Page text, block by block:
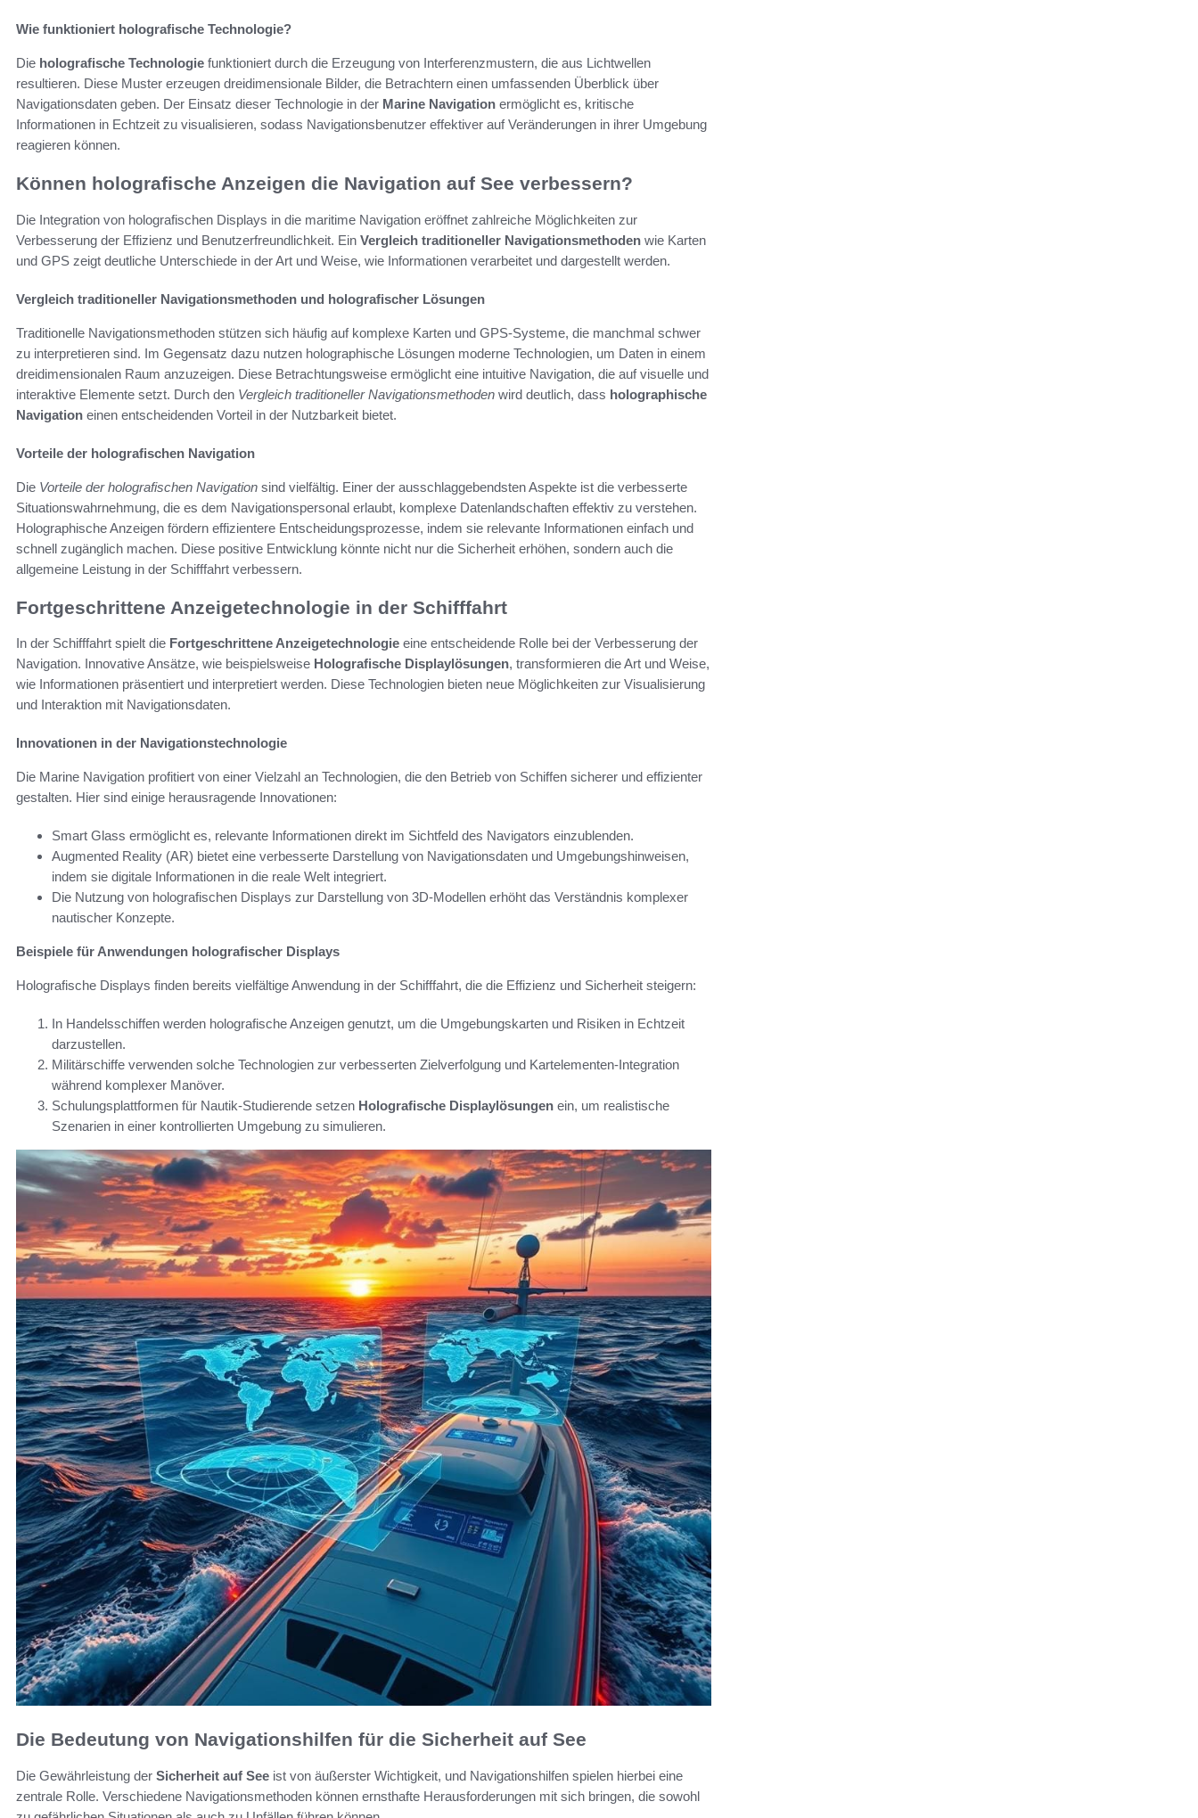
Wie funktioniert holografische Technologie?
Die holografische Technologie funktioniert durch die Erzeugung von Interferenzmustern, die aus Lichtwellen
resultieren. Diese Muster erzeugen dreidimensionale Bilder, die Betrachtern einen umfassenden Überblick über
Navigationsdaten geben. Der Einsatz dieser Technologie in der Marine Navigation ermöglicht es, kritische
Informationen in Echtzeit zu visualisieren, sodass Navigationsbenutzer effektiver auf Veränderungen in ihrer Umgebung
reagieren können.
Können holografische Anzeigen die Navigation auf See verbessern?
Die Integration von holografischen Displays in die maritime Navigation eröffnet zahlreiche Möglichkeiten zur
Verbesserung der Effizienz und Benutzerfreundlichkeit. Ein Vergleich traditioneller Navigationsmethoden wie Karten
und GPS zeigt deutliche Unterschiede in der Art und Weise, wie Informationen verarbeitet und dargestellt werden.
Vergleich traditioneller Navigationsmethoden und holografischer Lösungen
Traditionelle Navigationsmethoden stützen sich häufig auf komplexe Karten und GPS-Systeme, die manchmal schwer
zu interpretieren sind. Im Gegensatz dazu nutzen holographische Lösungen moderne Technologien, um Daten in einem
dreidimensionalen Raum anzuzeigen. Diese Betrachtungsweise ermöglicht eine intuitive Navigation, die auf visuelle und
interaktive Elemente setzt. Durch den Vergleich traditioneller Navigationsmethoden wird deutlich, dass holographische
Navigation einen entscheidenden Vorteil in der Nutzbarkeit bietet.
Vorteile der holografischen Navigation
Die Vorteile der holografischen Navigation sind vielfältig. Einer der ausschlaggebendsten Aspekte ist die verbesserte
Situationswahrnehmung, die es dem Navigationspersonal erlaubt, komplexe Datenlandschaften effektiv zu verstehen.
Holographische Anzeigen fördern effizientere Entscheidungsprozesse, indem sie relevante Informationen einfach und
schnell zugänglich machen. Diese positive Entwicklung könnte nicht nur die Sicherheit erhöhen, sondern auch die
allgemeine Leistung in der Schifffahrt verbessern.
Fortgeschrittene Anzeigetechnologie in der Schifffahrt
In der Schifffahrt spielt die Fortgeschrittene Anzeigetechnologie eine entscheidende Rolle bei der Verbesserung der
Navigation. Innovative Ansätze, wie beispielsweise Holografische Displaylösungen, transformieren die Art und Weise,
wie Informationen präsentiert und interpretiert werden. Diese Technologien bieten neue Möglichkeiten zur Visualisierung
und Interaktion mit Navigationsdaten.
Innovationen in der Navigationstechnologie
Die Marine Navigation profitiert von einer Vielzahl an Technologien, die den Betrieb von Schiffen sicherer und effizienter
gestalten. Hier sind einige herausragende Innovationen:
Smart Glass ermöglicht es, relevante Informationen direkt im Sichtfeld des Navigators einzublenden.
Augmented Reality (AR) bietet eine verbesserte Darstellung von Navigationsdaten und Umgebungshinweisen,
indem sie digitale Informationen in die reale Welt integriert.
Die Nutzung von holografischen Displays zur Darstellung von 3D-Modellen erhöht das Verständnis komplexer
nautischer Konzepte.
Beispiele für Anwendungen holografischer Displays
Holografische Displays finden bereits vielfältige Anwendung in der Schifffahrt, die die Effizienz und Sicherheit steigern:
In Handelsschiffen werden holografische Anzeigen genutzt, um die Umgebungskarten und Risiken in Echtzeit
darzustellen.
Militärschiffe verwenden solche Technologien zur verbesserten Zielverfolgung und Kartelementen-Integration
während komplexer Manöver.
Schulungsplattformen für Nautik-Studierende setzen Holografische Displaylösungen ein, um realistische
Szenarien in einer kontrollierten Umgebung zu simulieren.
Die Bedeutung von Navigationshilfen für die Sicherheit auf See
Die Gewährleistung der Sicherheit auf See ist von äußerster Wichtigkeit, und Navigationshilfen spielen hierbei eine
zentrale Rolle. Verschiedene Navigationsmethoden können ernsthafte Herausforderungen mit sich bringen, die sowohl